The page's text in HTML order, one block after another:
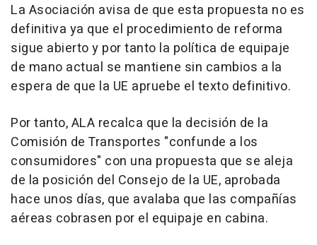
La Asociación avisa de que esta propuesta no es
definitiva ya que el procedimiento de reforma
sigue abierto y por tanto la política de equipaje
de mano actual se mantiene sin cambios a la
espera de que la UE apruebe el texto definitivo.
Por tanto, ALA recalca que la decisión de la
Comisión de Transportes "confunde a los
consumidores" con una propuesta que se aleja
de la posición del Consejo de la UE, aprobada
hace unos días, que avalaba que las compañías
aéreas cobrasen por el equipaje en cabina.